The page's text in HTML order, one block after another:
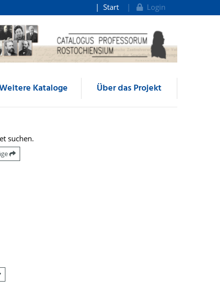
Start Login
Kataloge Über das Projekt
suchen.